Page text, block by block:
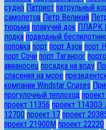
судно Патриот патрульный
самолетов Петр Великий
тюрьма плавучий док ПЛАРК
лодка подводный беспилотник
поповка порт порт Азов порт
порт Сочи порт Таганрог
авианосец посадка на воду
спасения на море
компании Windstar Cruises
прогулочный теплоход
проект 11356 проект 11430Э
12700 проект 17 проект
проект 21900М проект 22220